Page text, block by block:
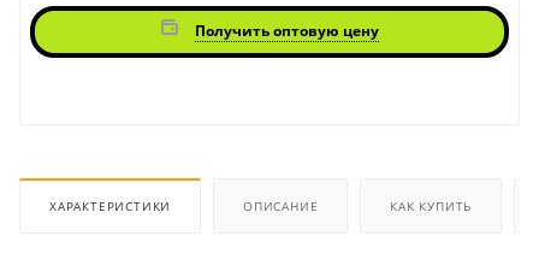
Получить оптовую цену
ХАРАКТЕРИСТИКИ ОПИСАНИЕ КАК КУПИТЬ